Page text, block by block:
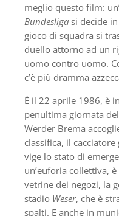
meglio questo film:
Bundesliga si decide
gioco di squadra si
duello attorno ad un
uomo contro uomo.
c’è più dramma
È il 22 aprile 1986, è
penultima giornata
Werder Brema
classifica, il
vige lo stato di
un’euforia collettiva,
vetrine dei negozi, la
stadio Weser, che è
spalti. E anche in